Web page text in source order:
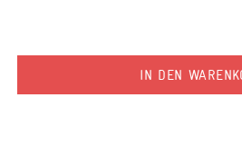
IN DEN